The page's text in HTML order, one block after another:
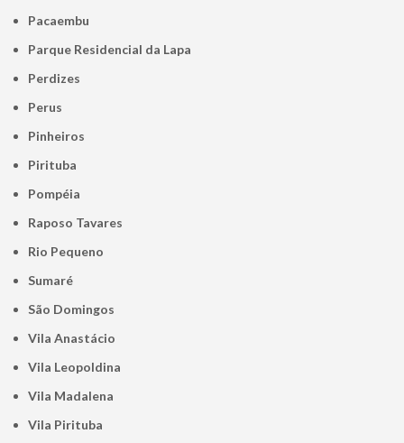
Pacaembu
Parque Residencial da Lapa
Perdizes
Perus
Pinheiros
Pirituba
Pompéia
Raposo Tavares
Rio Pequeno
Sumaré
São Domingos
Vila Anastácio
Vila Leopoldina
Vila Madalena
Vila Pirituba